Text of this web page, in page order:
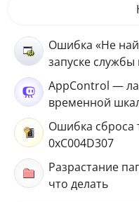
Ошибка «Не
запуске службы
AppControl —
временной
Ошибка сброса
0xC004D307
Разрастание
что делать